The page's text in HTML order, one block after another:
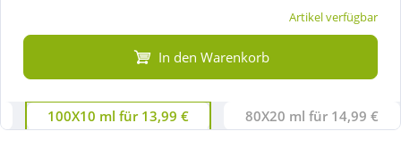
Artikel verfügbar
In den Warenkorb
100X10 ml für 13,99 € 80X20 ml für 14,99 €